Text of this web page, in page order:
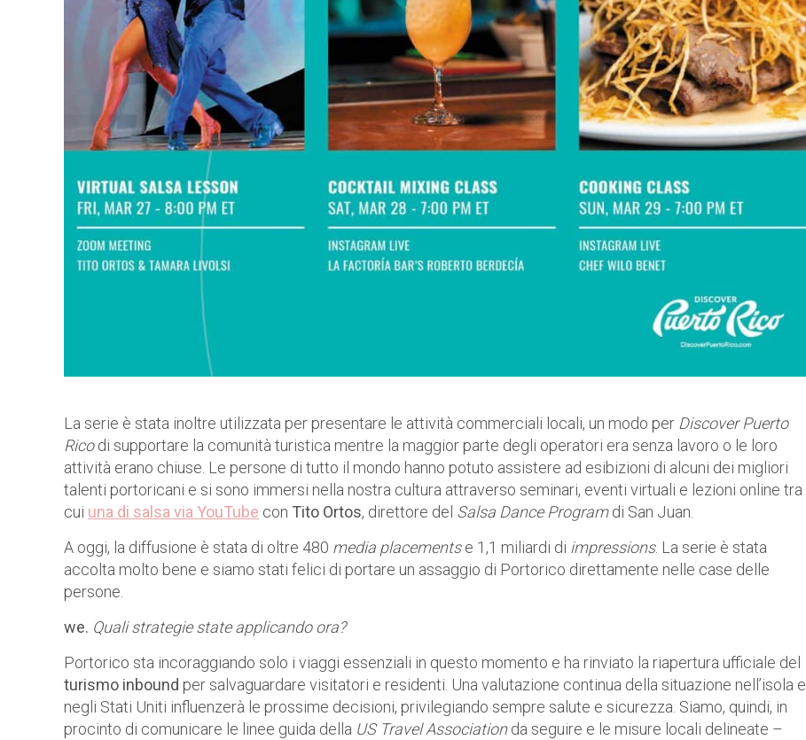
La serie è stata inoltre utilizzata per presentare le attività commerciali locali, un modo per Discover Puerto
Ricodi supportare la comunità turistica mentre la maggior parte degli operatori era senza lavoro o le loro
attività erano chiuse. Le persone di tutto il mondo hanno potuto assistere ad esibizioni di alcuni dei migliori
talenti portoricani e si sono immersi nella nostra cultura attraverso seminari, eventi virtuali e lezioni online tra
cui una di salsa via YouTube con Tito Ortos, direttore del Salsa Dance Programdi San Juan.
A oggi, la diffusione è stata di oltre 480 media placementse 1,1 miliardi di impressions. La serie è stata
accolta molto bene e siamo stati felici di portare un assaggio di Portorico direttamente nelle case delle
persone.
we. Quali strategie state applicando ora?
Portorico sta incoraggiando solo i viaggi essenziali in questo momento e ha rinviato la riapertura ufficiale del
turismo inbound per salvaguardare visitatori e residenti. Una valutazione continua della situazione nell’isola e
negli Stati Uniti influenzerà le prossime decisioni, privilegiando sempre salute e sicurezza. Siamo, quindi, in
procinto di comunicare le linee guida della US Travel Associationda seguire e le misure locali delineate –